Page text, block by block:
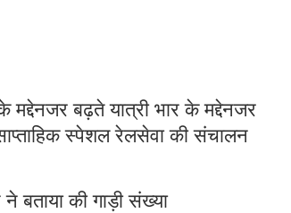
मद्देनजर बढ़ते यात्री भार के मद्देनजर
स्पेशल रेलसेवा की संचालन
बताया की गाड़ी संख्या